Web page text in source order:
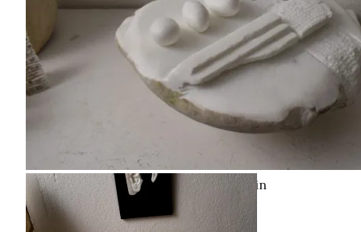
„Sozialer Eiertanz“, Marmor, Sandstein